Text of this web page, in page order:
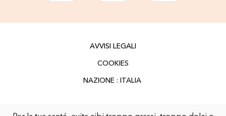
AVVISI LEGALI
COOKIES